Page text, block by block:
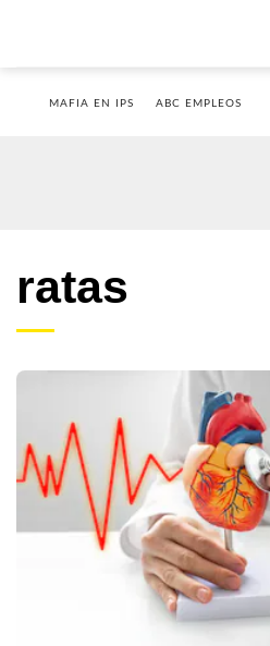
MAFIA EN IPS ABC EMPLEOS
ratas